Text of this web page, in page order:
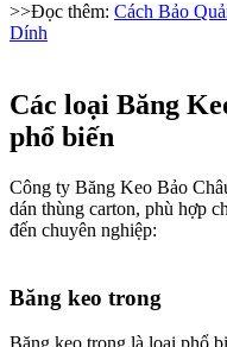
>>Đọc thêm: Cách Bảo
Dính
Các loại Băng
phổ biến
Công ty Băng Keo Bảo
dán thùng carton, phù hợp
đến chuyên nghiệp:
Băng keo trong​